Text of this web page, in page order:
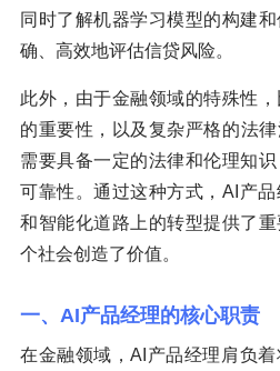
同时了解机器学习模型的构建
确、高效地评估信贷风险。
此外，由于金融领域的特殊性
的重要性，以及复杂严格的法
需要具备一定的法律和伦理知
可靠性。通过这种方式，AI产
和智能化道路上的转型提供了
个社会创造了价值。
一、AI产品经理的核心职责
在金融领域，AI产品经理肩负